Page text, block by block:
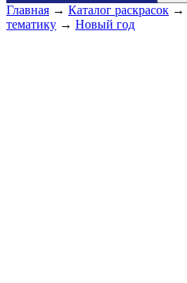
Главная → Каталог раскрасок →
тематику → Новый год